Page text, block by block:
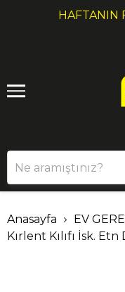
HAFTANIN
Anasayfa
EV
Kırlent Kılıfı İsk.